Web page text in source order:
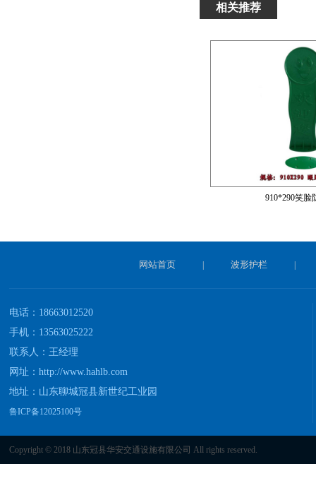
相关推荐
910*290笑脸
网站首页 波形护栏
电话：18663012520
手机：13563025222
联系人：王经理
网址： http://www.hahlb.com
地址：山东聊城冠县新世纪工业园
鲁ICP备12025100号
Copyright © 2018 山东冠县华安交通设施有限公司 All rights reserved.